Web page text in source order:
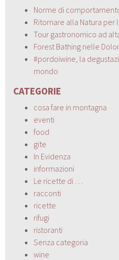
Norme di
Ritornare alla Natura per
Tour gastronomico ad
Forest Bathing nelle
#pordoiwine, la
mondo
CATEGORIE
cosa fare in montagna
eventi
food
gite
In Evidenza
informazioni
Le ricette di …
racconti
ricette
rifugi
ristoranti
Senza categoria
wine